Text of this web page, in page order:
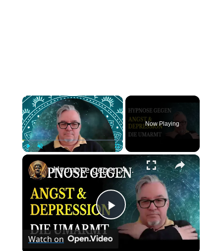
×
Now Playing
×
Play
Hypnose gegen Angst & Depression: Sanfter Weg zurück zu dir
Watch on